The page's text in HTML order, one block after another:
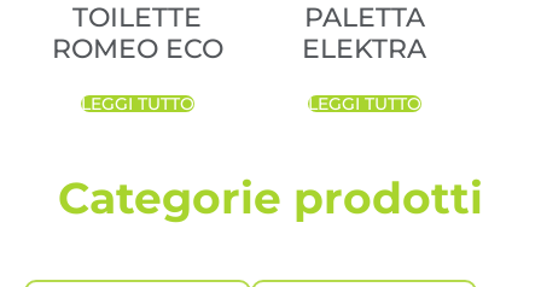
TOILETTE
ROMEO ECO
LEGGI TUTTO
PALETTA
ELEKTRA
LEGGI TUTTO
Categorie prodotti